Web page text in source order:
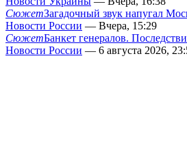
СюжетЗагадочный звук напугал
Новости России — Вчера, 15:29
СюжетБанкет генералов.
Новости России — 6 августа 2026,